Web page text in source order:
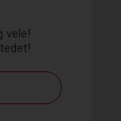
vele!